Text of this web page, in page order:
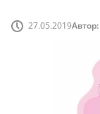
27.05.2019Автор: